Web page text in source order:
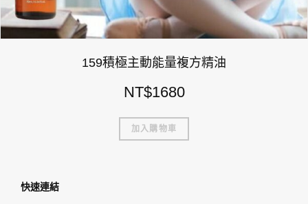
159積極主動能量複方精油
NT$1680
加入購物車
快速連結